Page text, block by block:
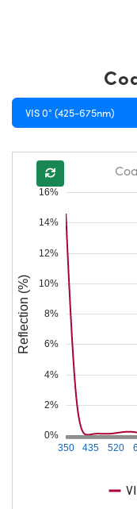
VIS 0° (425-675nm)
350 435 520
0%
2%
4%
6%
8%
10%
12%
14%
16%
Reflection (%)